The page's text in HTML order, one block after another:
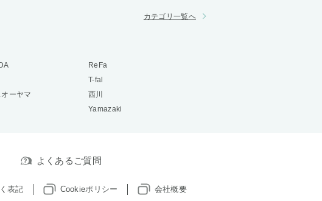
カテゴリ一覧へ
ReFa
T-fal
ーヤマ
西川
Yamazaki
よくあるご質問
表記 Cookieポリシー 会社概要